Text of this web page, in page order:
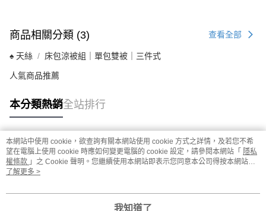
商品相關分類 (3) 查看全部
♠ 天絲 床包涼被組｜單包雙被｜三件式
人氣商品推薦
本分類熱銷全站排行
熱門標籤
本網站中使用 cookie，欲查詢有關本網站使用 cookie 方式之詳情，及若您不希
望在電腦上使用 cookie 時應如何變更電腦的 cookie 設定，請參閱本網站「 隱私
權條款 」之 Cookie 聲明。您繼續使用本網站即表示您同意本公司得按本網站使
用條款之 Cookie 聲明使用 cookie。
了解更多 >
我知道了